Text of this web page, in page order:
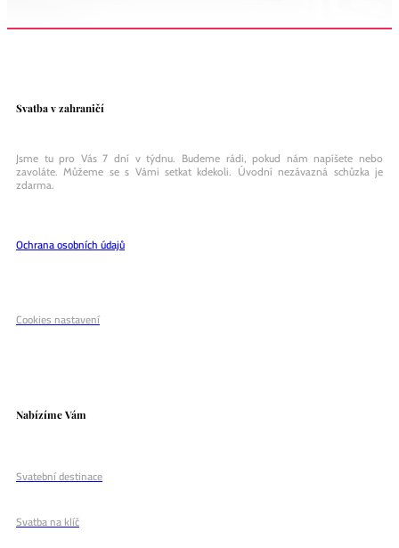
Svatba v zahraničí
Jsme tu pro Vás 7 dní v týdnu. Budeme rádi, pokud nám napíšete nebo
zavoláte. Můžeme se s Vámi setkat kdekoli. Úvodní nezávazná schůzka je
zdarma.
Ochrana osobních údajů
Cookies nastavení
Nabízíme Vám
Svatební destinace
Svatba na klíč